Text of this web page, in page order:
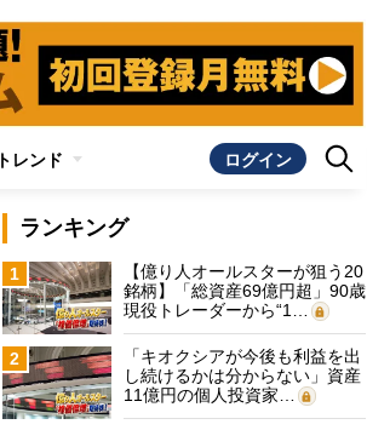
トレンド ログイン
ランキング
1
【億り人オールスターが狙う20
銘柄】「総資産69億円超」90歳
現役トレーダーから“1…
2
「キオクシアが今後も利益を出
し続けるかは分からない」資産
11億円の個人投資家…